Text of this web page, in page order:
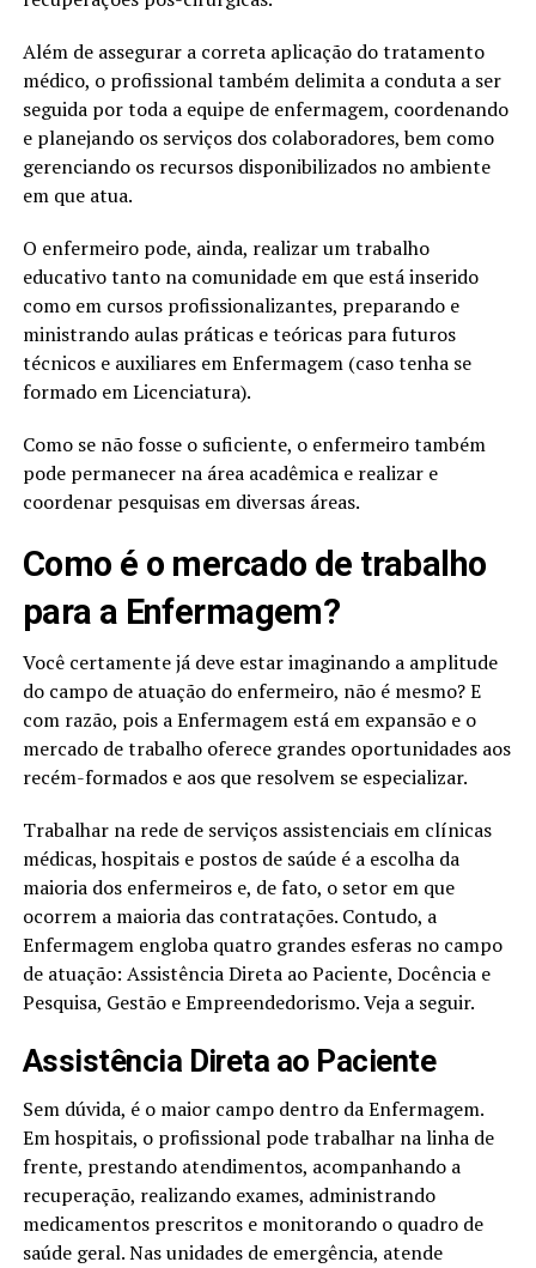
Além de assegurar a correta aplicação do tratamento
médico, o profissional também delimita a conduta a ser
seguida por toda a equipe de enfermagem, coordenando
e planejando os serviços dos colaboradores, bem como
gerenciando os recursos disponibilizados no ambiente
em que atua.
O enfermeiro pode, ainda, realizar um trabalho
educativo tanto na comunidade em que está inserido
como em cursos profissionalizantes, preparando e
ministrando aulas práticas e teóricas para futuros
técnicos e auxiliares em Enfermagem (caso tenha se
formado em Licenciatura).
Como se não fosse o suficiente, o enfermeiro também
pode permanecer na área acadêmica e realizar e
coordenar pesquisas em diversas áreas.
Como é o mercado de trabalho
para a Enfermagem?
Você certamente já deve estar imaginando a amplitude
do campo de atuação do enfermeiro, não é mesmo? E
com razão, pois a Enfermagem está em expansão e o
mercado de trabalho oferece grandes oportunidades aos
recém-formados e aos que resolvem se especializar.
Trabalhar na rede de serviços assistenciais em clínicas
médicas, hospitais e postos de saúde é a escolha da
maioria dos enfermeiros e, de fato, o setor em que
ocorrem a maioria das contratações. Contudo, a
Enfermagem engloba quatro grandes esferas no campo
de atuação: Assistência Direta ao Paciente, Docência e
Pesquisa, Gestão e Empreendedorismo. Veja a seguir.
Assistência Direta ao Paciente
Sem dúvida, é o maior campo dentro da Enfermagem.
Em hospitais, o profissional pode trabalhar na linha de
frente, prestando atendimentos, acompanhando a
recuperação, realizando exames, administrando
medicamentos prescritos e monitorando o quadro de
saúde geral. Nas unidades de emergência, atende